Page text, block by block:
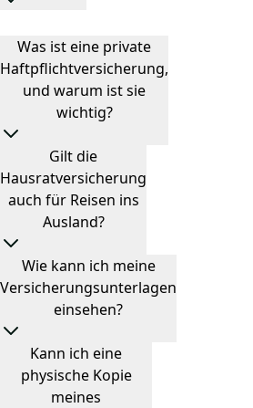
Was ist eine private
Haftpflichtversicherung,
und warum ist sie
wichtig?
Gilt die
Hausratversicherung
auch für Reisen ins
Ausland?
Wie kann ich meine
Versicherungsunterlagen
einsehen?
Kann ich eine
physische Kopie
meines